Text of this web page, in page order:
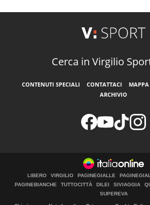
Cerca in Virgilio
CONTENUTI SPECIALI CONTATTACI MAPPA
ARCHIVIO
LIBERO VIRGILIO PAGINEGIALLE
PAGINEBIANCHE
TUTTOCITTÀ DILEI SIVIAGGIA
SUPEREVA